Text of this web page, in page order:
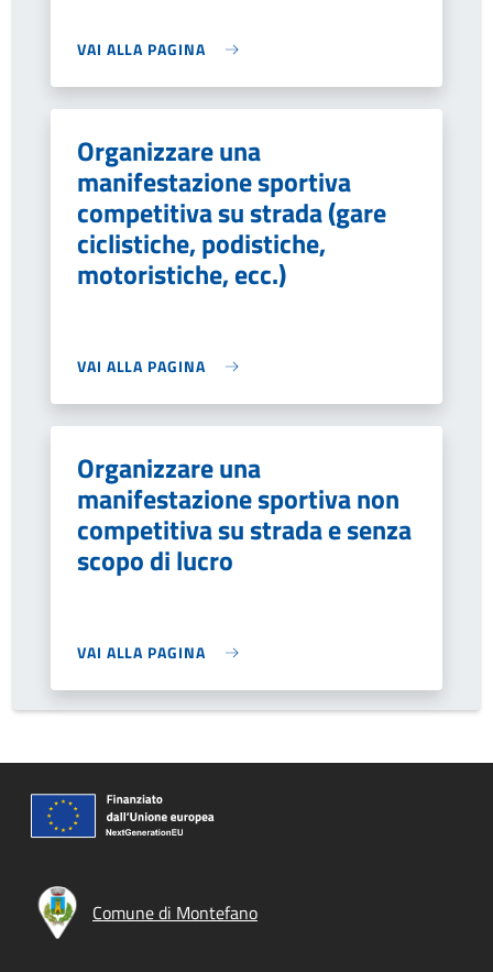
VAI ALLA PAGINA
Organizzare una
manifestazione sportiva
competitiva su strada (gare
ciclistiche, podistiche,
motoristiche, ecc.)
VAI ALLA PAGINA
Organizzare una
manifestazione sportiva non
competitiva su strada e senza
scopo di lucro
VAI ALLA PAGINA
Comune di Montefano